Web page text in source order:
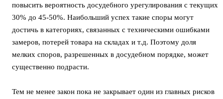
повысить вероятность досудебного урегулирования с текущих
30% до 45-50%. Наибольший успех такие споры могут
достичь в категориях, связанных с техническими ошибками
замеров, потерей товара на складах и т.д. Поэтому доля
мелких споров, разрешенных в досудебном порядке, может
существенно подрасти.
Тем не менее закон пока не закрывает один из главных рисков